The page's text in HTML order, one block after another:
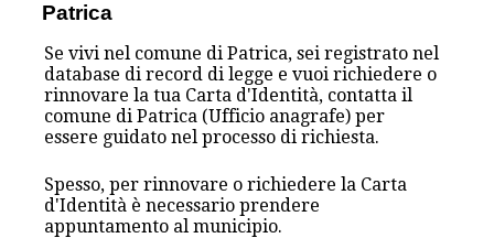
Patrica
Se vivi nel comune di Patrica, sei registrato nel
database di record di legge e vuoi richiedere o
rinnovare la tua Carta d'Identità, contatta il
comune di Patrica (Ufficio anagrafe) per
essere guidato nel processo di richiesta.
Spesso, per rinnovare o richiedere la Carta
d'Identità è necessario prendere
appuntamento al municipio.